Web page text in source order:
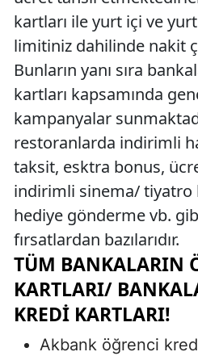
kartları ile yurt içi ve yurt
limitiniz dahilinde nakit
Bunların yanı sıra
kartları kapsamında
kampanyalar
restoranlarda indirimli
taksit, esktra bonus,
indirimli sinema/ tiyatro
hediye gönderme vb.
fırsatlardan bazılarıdır.
TÜM BANKALARIN
KARTLARI/
KREDI KARTLARI!
Akbank öğrenci